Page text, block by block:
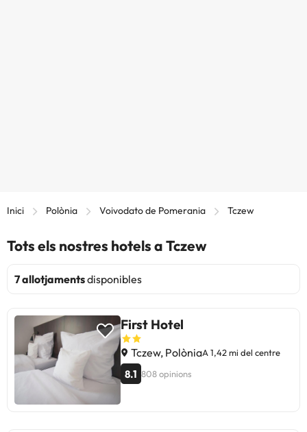
Inici Polònia Voivodato de Pomerania Tczew
Tots els nostres hotels a Tczew
7 allotjamentsdisponibles
First Hotel
Tczew, PolòniaA 1,42 mi del centre
8.1 808 opinions